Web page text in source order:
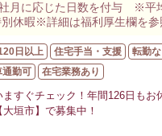
月に応じた日数を付与 ※平
休暇※詳細は福利厚生欄を参
日以上 住宅手当・支援
転勤
通勤可 在宅業務あり
すぐチェック！年間126日もお
垣市】で募集中！